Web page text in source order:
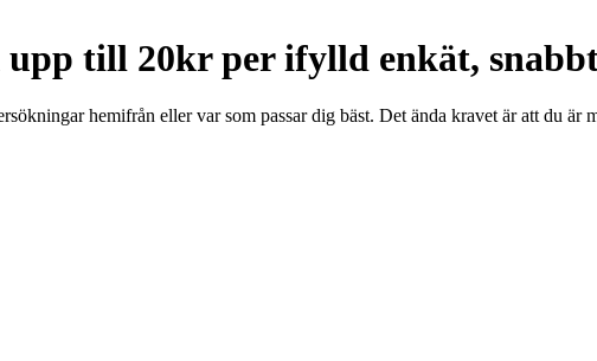
till 20kr per ifylld enkät,
hemifrån eller var som passar dig bäst. Det ända kravet är att du är